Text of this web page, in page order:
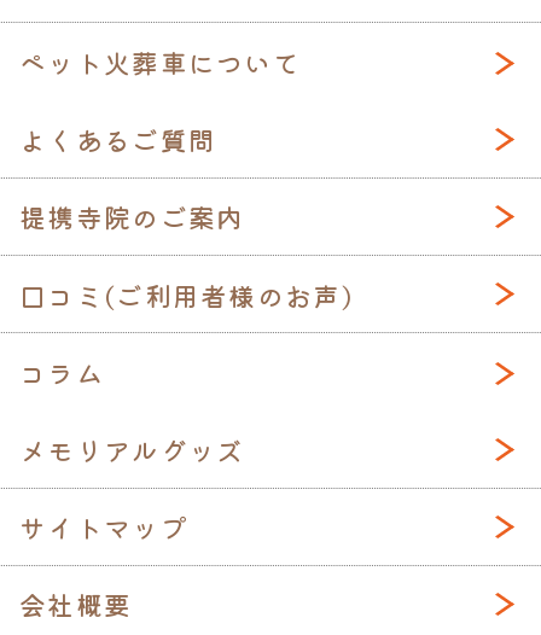
ペット火葬車について
よくあるご質問
提携寺院のご案内
口コミ(ご利用者様のお声)
コラム
メモリアルグッズ
サイトマップ
会社概要